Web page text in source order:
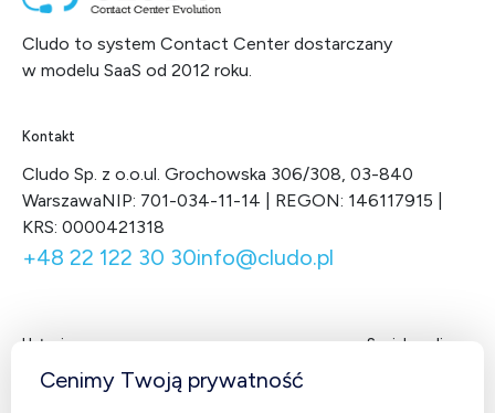
Cludo to system Contact Center dostarczany
w modelu SaaS od 2012 roku.
Kontakt
Cludo Sp. z o.o.ul. Grochowska 306/308, 03-840
WarszawaNIP: 701-034-11-14 | REGON: 146117915 |
KRS: 0000421318
+48 22 122 30 30info@cludo.pl
Usługi
Contact Center
Social media
Cenimy Twoją prywatność